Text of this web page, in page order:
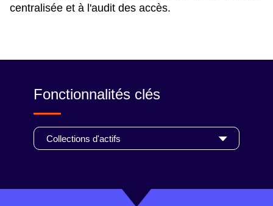
centralisée et à l'audit des accès.
Fonctionnalités clés